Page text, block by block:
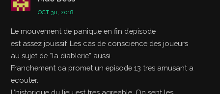
OCT 30, 2018
Le mouvement de panique en fin d’episode
est assez jouissif. Les cas de conscience des joueurs
au sujet de “la diablerie” aussi.
Franchement ca promet un episode 13 tres amusant a
ecouter.
L’historique du lieu est tres agreable, On sent les